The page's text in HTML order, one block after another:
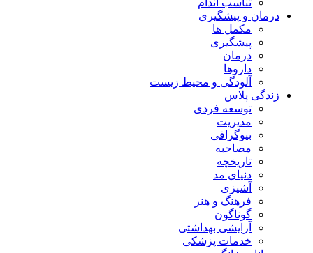
تناسب اندام
درمان و پیشگیری
مکمل ها
پیشگیری
درمان
داروها
آلودگی و محیط زیست
زندگی پلاس
توسعه فردی
مدیریت
بیوگرافی
مصاحبه
تاریخچه
دنیای مد
آشپزی
فرهنگ و هنر
گوناگون
آرایشی بهداشتی
خدمات پزشکی